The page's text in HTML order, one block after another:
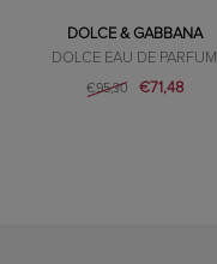
DOLCE & GABBANA
DOLCE EAU DE PARFUM
€95,30 €71,48